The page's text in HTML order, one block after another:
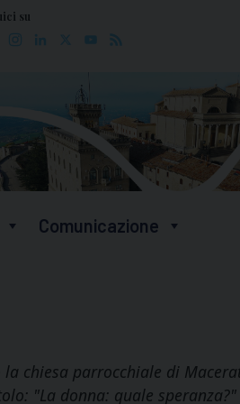
su
Facebook
Instagram
LinkedIn YouTube
Comunicazione
chiesa parrocchiale di
"La donna: quale speranza?"